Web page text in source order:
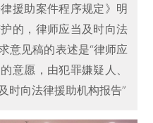
援助案件程序规定》明
的，律师应当及时向法
意见稿的表述是“律师应
意愿，由犯罪嫌疑人、
时向法律援助机构报告”